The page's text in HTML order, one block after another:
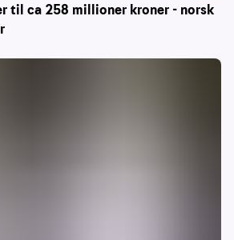
til ca 258 millioner kroner - norsk